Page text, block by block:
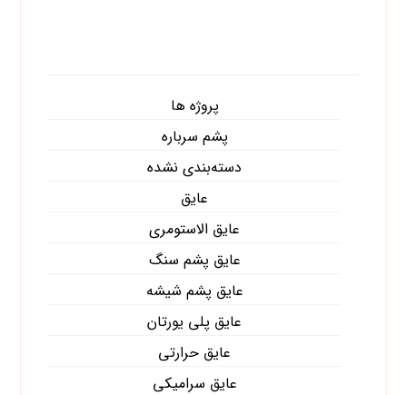
پروژه ها
پشم سرباره
دسته‌بندی نشده
عایق
عایق الاستومری
عایق پشم سنگ
عایق پشم شیشه
عایق پلی یورتان
عایق حرارتی
عایق سرامیکی